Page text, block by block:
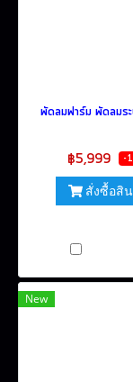
พัดลมฟาร์ม พัดลมระ
฿5,999 -
สั่งซื้อสิ
New